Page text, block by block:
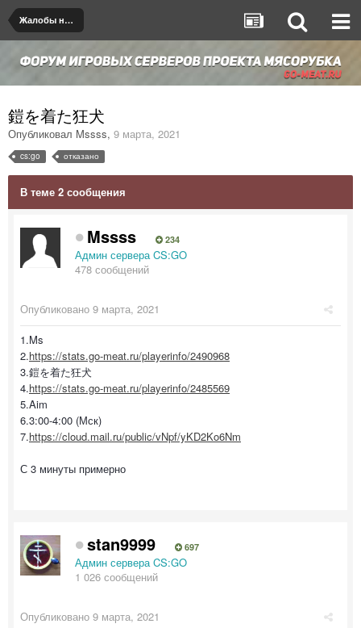
Жалобы на игроков/админов
鎧を着た狂犬
Опубликовал Mssss, 9 марта, 2021
cs:go отказано
В теме 2 сообщения
Mssss 234
Админ сервера CS:GO
478 сообщений
Опубликовано 9 марта, 2021
1.Ms
2.https://stats.go-meat.ru/playerinfo/2490968
3.鎧を着た狂犬
4.https://stats.go-meat.ru/playerinfo/2485569
5.Aim
6.3:00-4:00 (Мск)
7.https://cloud.mail.ru/public/vNpf/yKD2Ko6Nm
С 3 минуты примерно
stan9999 697
Админ сервера CS:GO
1 026 сообщений
Опубликовано 9 марта, 2021